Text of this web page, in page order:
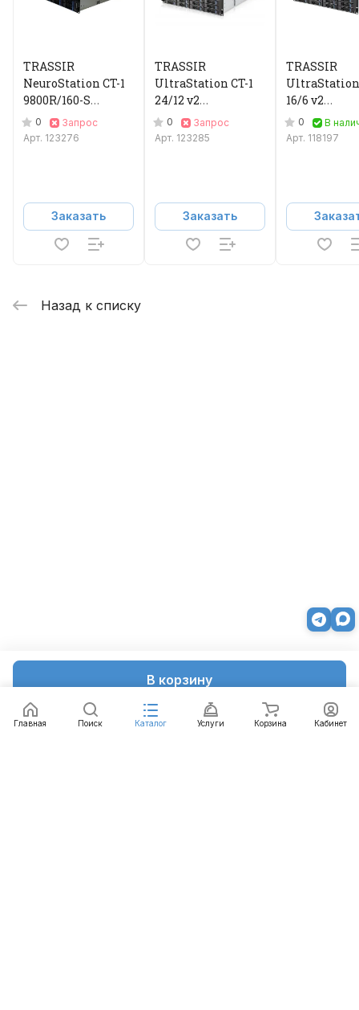
В корзину
TRASSIR
NeuroStation CT-1
9800R/160-S
Видеорегистратор
IP
0
Запрос
Арт. 123276
Заказать
TRASSIR
UltraStation CT-1
24/12 v2
Видеорегистратор
IP
0
Запрос
Арт. 123285
Заказать
TRASSIR
16/6 v2
IP
0
В
Арт. 118197
Назад к списку
Главная Поиск Каталог Услуги Корзина Кабинет